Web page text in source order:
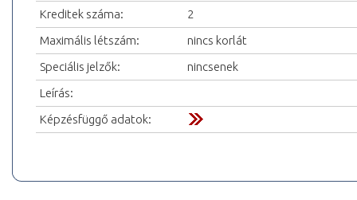
Kreditek száma:
2
Maximális létszám:
nincs korlát
Speciális jelzők:
nincsenek
Leírás:
Képzésfüggő adatok: